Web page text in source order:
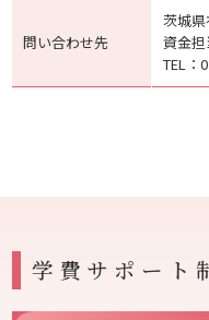
問い合わせ先
茨城
資金担
TEL：
学費サポート